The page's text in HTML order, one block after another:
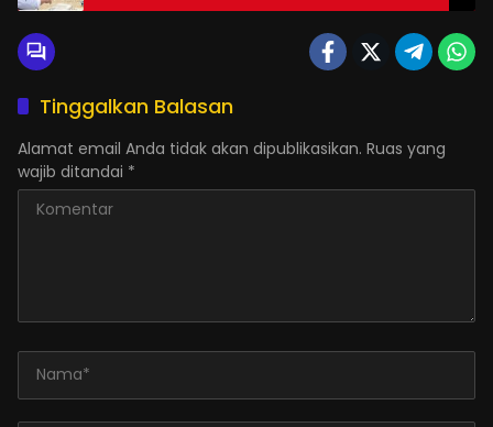
Tinggalkan Balasan
Alamat email Anda tidak akan dipublikasikan. Ruas yang
wajib ditandai *